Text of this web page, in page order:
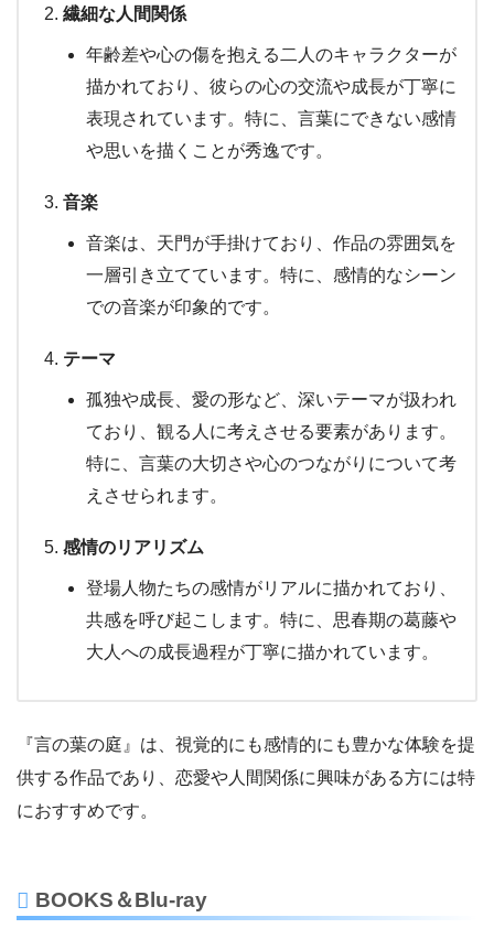
繊細な人間関係
年齢差や心の傷を抱える二人のキャラクターが
描かれており、彼らの心の交流や成長が丁寧に
表現されています。特に、言葉にできない感情
や思いを描くことが秀逸です。
音楽
音楽は、天門が手掛けており、作品の雰囲気を
一層引き立てています。特に、感情的なシーン
での音楽が印象的です。
テーマ
孤独や成長、愛の形など、深いテーマが扱われ
ており、観る人に考えさせる要素があります。
特に、言葉の大切さや心のつながりについて考
えさせられます。
感情のリアリズム
登場人物たちの感情がリアルに描かれており、
共感を呼び起こします。特に、思春期の葛藤や
大人への成長過程が丁寧に描かれています。
『言の葉の庭』は、視覚的にも感情的にも豊かな体験を提
供する作品であり、恋愛や人間関係に興味がある方には特
におすすめです。
BOOKS＆Blu-ray